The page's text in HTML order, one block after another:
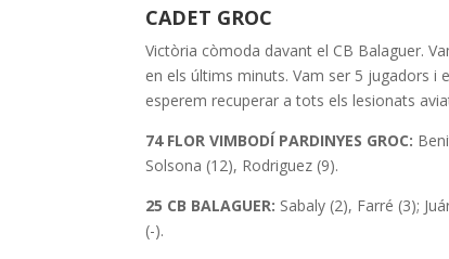
CADET GROC
Victòria còmoda davant el CB Balaguer.
en els últims minuts. Vam ser 5 jugadors i
esperem recuperar a tots els lesionats
74 FLOR VIMBODÍ PARDINYES GROC:
Solsona (12), Rodriguez (9).
25 CB BALAGUER: Sabaly (2), Farré (3);
(-).